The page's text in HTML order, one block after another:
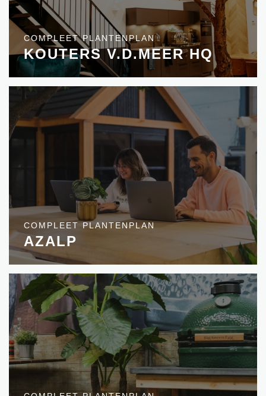
COMPLEET PLANTENPLAN
KOUTERS V.D.MEER HQ
COMPLEET PLANTENPLAN
AZALP